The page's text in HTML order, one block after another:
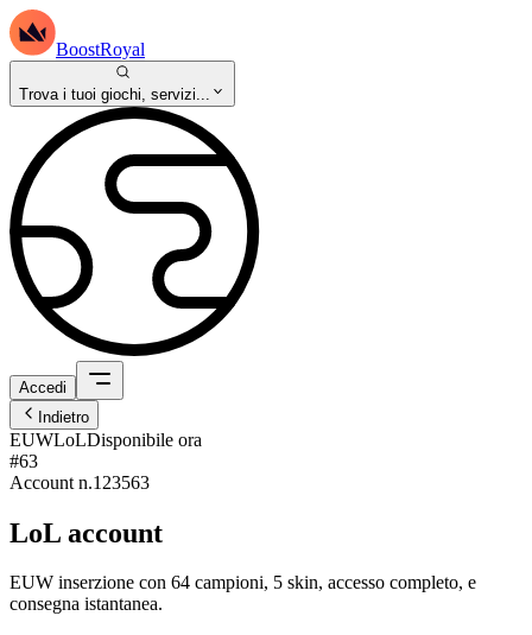
BoostRoyal
Trova i tuoi giochi, servizi...
Accedi
Indietro
EUWLoLDisponibile ora
#63
Account n.123563
LoL account
EUW inserzione con 64 campioni, 5 skin, accesso completo, e
consegna istantanea.